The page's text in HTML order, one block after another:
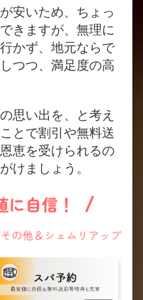
安いため、ちょっ
きますが、無理に
かず、地元ならで
つつ、満足度の高
思い出を、と考え
とで割引や無料送
恵を受けられるの
けましょう。